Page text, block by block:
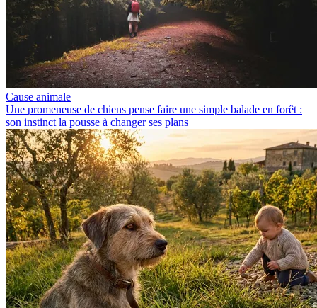
Cause animale
Une promeneuse de chiens pense faire une simple balade en forêt :
son instinct la pousse à changer ses plans